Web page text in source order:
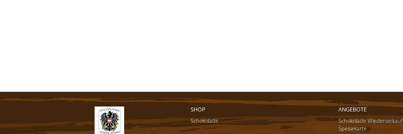
SHOP
Schokolade
ANGEBOTE
Schokolade Wiederverkauf
Speisekarte